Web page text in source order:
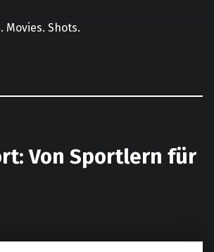
Movies. Shots.
Von Sportlern für